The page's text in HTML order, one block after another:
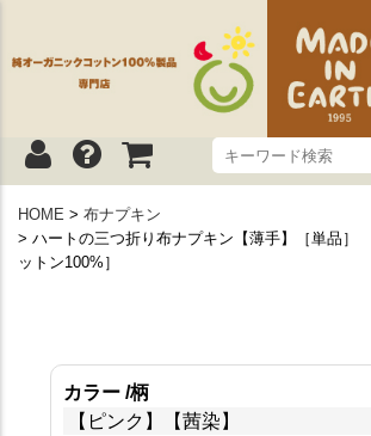
HOME
布ナプキン
ハートの三つ折り布ナプキン【薄手】［単品］
ットン100%］
カラー 柄
【ピンク】【茜染】